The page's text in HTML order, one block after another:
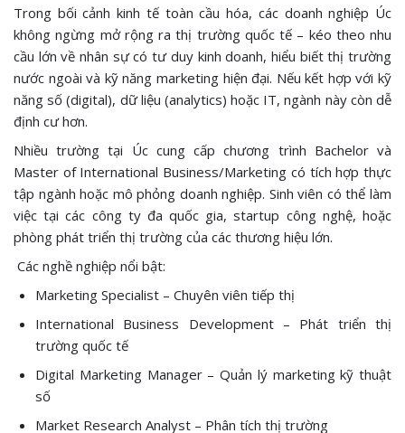
Trong bối cảnh kinh tế toàn cầu hóa, các doanh nghiệp Úc
không ngừng mở rộng ra thị trường quốc tế – kéo theo nhu
cầu lớn về nhân sự có tư duy kinh doanh, hiểu biết thị trường
nước ngoài và kỹ năng marketing hiện đại. Nếu kết hợp với kỹ
năng số (digital), dữ liệu (analytics) hoặc IT, ngành này còn dễ
định cư hơn.
Nhiều trường tại Úc cung cấp chương trình Bachelor và
Master of International Business/Marketing có tích hợp thực
tập ngành hoặc mô phỏng doanh nghiệp. Sinh viên có thể làm
việc tại các công ty đa quốc gia, startup công nghệ, hoặc
phòng phát triển thị trường của các thương hiệu lớn.
Các nghề nghiệp nổi bật:
Marketing Specialist – Chuyên viên tiếp thị
International Business Development – Phát triển thị
trường quốc tế
Digital Marketing Manager – Quản lý marketing kỹ thuật
số
Market Research Analyst – Phân tích thị trường